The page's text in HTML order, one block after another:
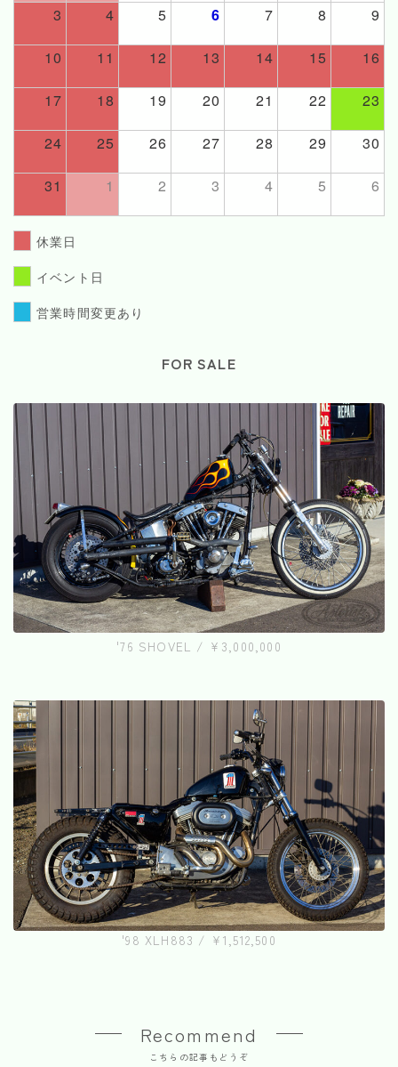
3 4 5 6 7 8 9
10 11 12 13 14 15 16
17 18 19 20 21 22 23
24 25 26 27 28 29 30
31 1 2 3 4 5 6
休業日
イベント日
営業時間変更あり
FOR SALE
'76 SHOVEL / ¥3,000,000
'98 XLH883 / ¥1,512,500
Recommend
こちらの記事もどうぞ